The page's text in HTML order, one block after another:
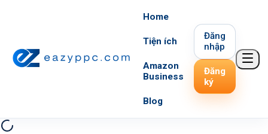
Home
Tiện ích
Amazon
Business
Blog
Đăng
nhập
Đăng
ký